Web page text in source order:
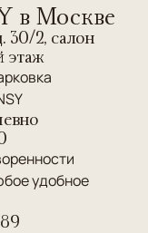
в Москве
30/2, салон
этаж
удобное